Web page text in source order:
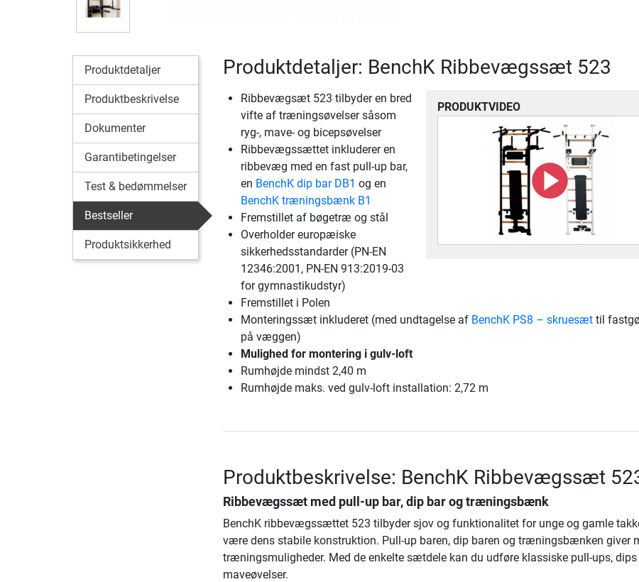
Produktdetaljer
Produktbeskrivelse
Dokumenter
Garantibetingelser
Test & bedømmelser
Bestseller
Produktsikkerhed
Produktdetaljer: BenchK Ribbevægssæt 523
PRODUKTVIDEO
Ribbevægsæt 523 tilbyder en bred
vifte af træningsøvelser såsom
ryg-, mave- og bicepsøvelser
Ribbevægssættet inkluderer en
ribbevæg med en fast pull-up bar,
en BenchK dip bar DB1 og en
BenchK træningsbænk B1
Fremstillet af bøgetræ og stål
Overholder europæiske
sikkerhedsstandarder (PN-EN
12346:2001, PN-EN 913:2019-03
for gymnastikudstyr)
Fremstillet i Polen
Monteringssæt inkluderet (med undtagelse af BenchK PS8 – skruesættil
på væggen)
Mulighed for montering i gulv-loft
Rumhøjde mindst 2,40 m
Rumhøjde maks. ved gulv-loft installation: 2,72 m
Produktbeskrivelse: BenchK Ribbevægssæt
Ribbevægssæt med pull-up bar, dip bar og træningsbænk
BenchK ribbevægssættet 523 tilbyder sjov og funktionalitet for unge og gamle
være dens stabile konstruktion. Pull-up baren, dip baren og træningsbænken giver
træningsmuligheder. Med de enkelte sætdele kan du udføre klassiske pull-ups, dips
maveøvelser.